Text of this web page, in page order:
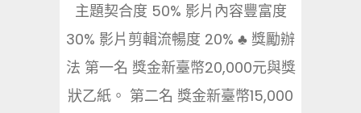
主題契合度 50% 影片內容豐富度
30% 影片剪輯流暢度 20% ♣ 獎勵辦
法 第一名 獎金新臺幣20,000元與獎
狀乙紙。 第二名 獎金新臺幣15,000